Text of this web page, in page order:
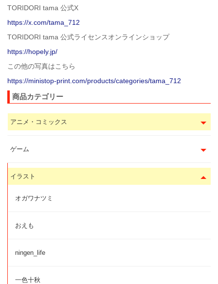
TORIDORI tama 公式X
https://x.com/tama_712
TORIDORI tama 公式ライセンスオンラインショップ
https://hopely.jp/
この他の写真はこちら
https://ministop-print.com/products/categories/tama_712
商品カテゴリー
アニメ・コミックス
ゲーム
イラスト
オガワナツミ
おえも
ningen_life
一色十秋